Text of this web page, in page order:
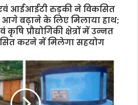
आईआईटी रुड़की ने विकसित
बढ़ाने के लिए मिलाया हाथ;
कृषि प्रौद्योगिकी क्षेत्रों में उन्नत
करने में मिलेगा सहयोग